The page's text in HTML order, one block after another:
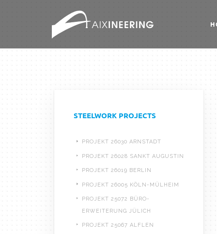
STEELWORK PROJECTS
PROJEKT 26030 ARNSTADT
PROJEKT 26028 SANKT AUGUSTIN
PROJEKT 26019 BERLIN
PROJEKT 26005 KÖLN-MÜLHEIM
PROJEKT 25072 BÜRO-
ERWEITERUNG JÜLICH
PROJEKT 25067 ALFLEN